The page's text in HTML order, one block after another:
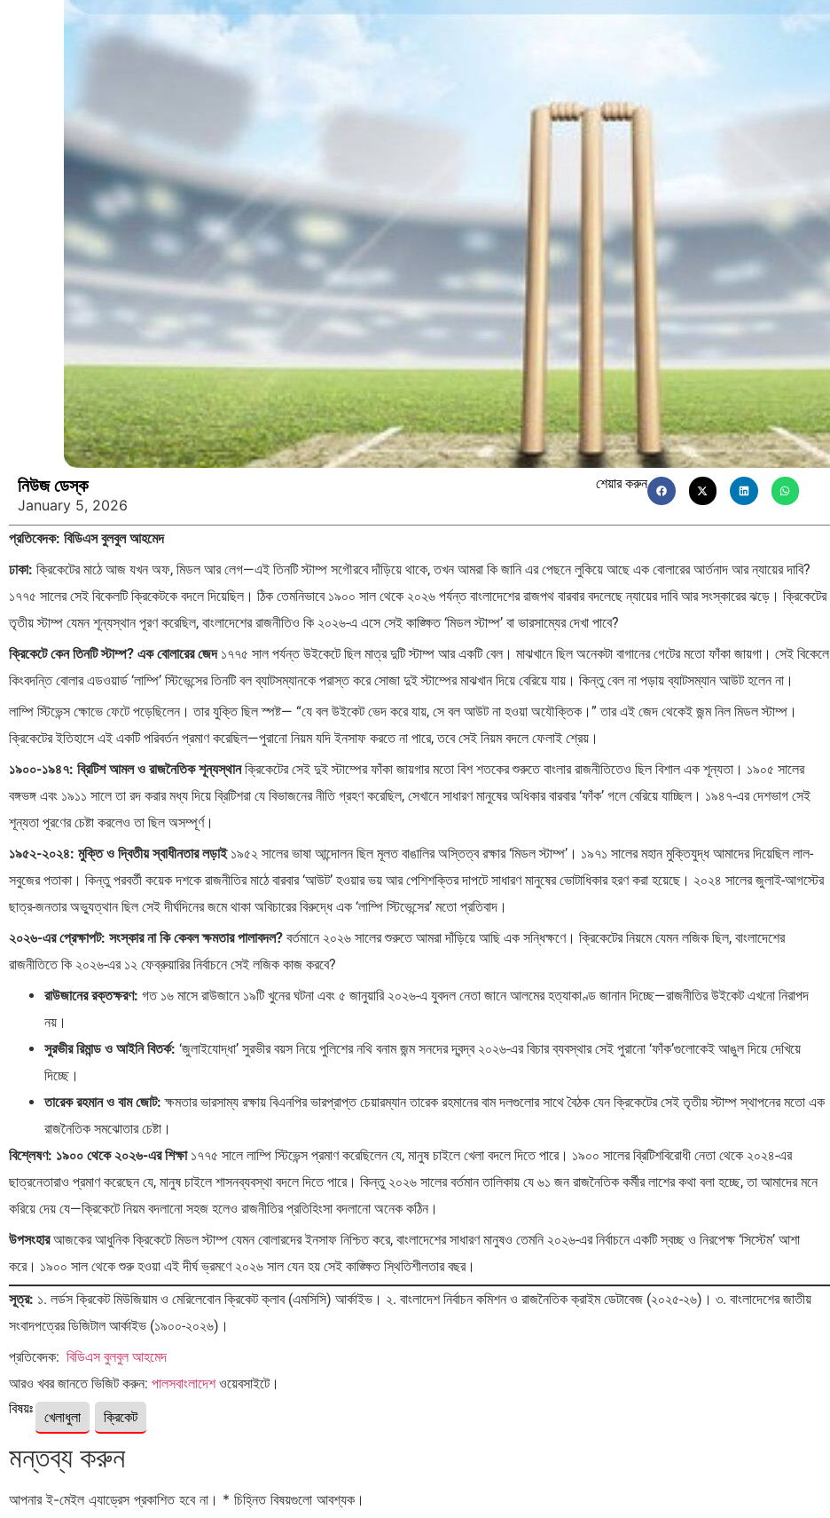
নিউজ ডেস্ক
January 5, 2026
শেয়ার করুন
প্রতিবেদক: বিডিএস বুলবুল আহমেদ
ঢাকা: ক্রিকেটের মাঠে আজ যখন অফ, মিডল আর লেগ—এই তিনটি স্টাম্প সগৌরবে দাঁড়িয়ে থাকে, তখন আমরা কি জানি এর পেছনে লুকিয়ে আছে এক বোলারের আর্তনাদ আর ন্যায়ের দাবি?
১৭৭৫ সালের সেই বিকেলটি ক্রিকেটকে বদলে দিয়েছিল। ঠিক তেমনিভাবে ১৯০০ সাল থেকে ২০২৬ পর্যন্ত বাংলাদেশের রাজপথ বারবার বদলেছে ন্যায়ের দাবি আর সংস্কারের ঝড়ে। ক্রিকেটের
তৃতীয় স্টাম্প যেমন শূন্যস্থান পূরণ করেছিল, বাংলাদেশের রাজনীতিও কি ২০২৬-এ এসে সেই কাঙ্ক্ষিত ‘মিডল স্টাম্প’ বা ভারসাম্যের দেখা পাবে?
ক্রিকেটে কেন তিনটি স্টাম্প? এক বোলারের জেদ১৭৭৫ সাল পর্যন্ত উইকেটে ছিল মাত্র দুটি স্টাম্প আর একটি বেল। মাঝখানে ছিল অনেকটা বাগানের গেটের মতো ফাঁকা জায়গা। সেই বিকেলে
কিংবদন্তি বোলার এডওয়ার্ড ‘লাম্পি’ স্টিভেন্সের তিনটি বল ব্যাটসম্যানকে পরাস্ত করে সোজা দুই স্টাম্পের মাঝখান দিয়ে বেরিয়ে যায়। কিন্তু বেল না পড়ায় ব্যাটসম্যান আউট হলেন না।
লাম্পি স্টিভেন্স ক্ষোভে ফেটে পড়েছিলেন। তার যুক্তি ছিল স্পষ্ট— “যে বল উইকেট ভেদ করে যায়, সে বল আউট না হওয়া অযৌক্তিক।” তার এই জেদ থেকেই জন্ম নিল মিডল স্টাম্প।
ক্রিকেটের ইতিহাসে এই একটি পরিবর্তন প্রমাণ করেছিল—পুরানো নিয়ম যদি ইনসাফ করতে না পারে, তবে সেই নিয়ম বদলে ফেলাই শ্রেয়।
১৯০০-১৯৪৭: ব্রিটিশ আমল ও রাজনৈতিক শূন্যস্থানক্রিকেটের সেই দুই স্টাম্পের ফাঁকা জায়গার মতো বিশ শতকের শুরুতে বাংলার রাজনীতিতেও ছিল বিশাল এক শূন্যতা। ১৯০৫ সালের
বঙ্গভঙ্গ এবং ১৯১১ সালে তা রদ করার মধ্য দিয়ে ব্রিটিশরা যে বিভাজনের নীতি গ্রহণ করেছিল, সেখানে সাধারণ মানুষের অধিকার বারবার ‘ফাঁক’ গলে বেরিয়ে যাচ্ছিল। ১৯৪৭-এর দেশভাগ সেই
শূন্যতা পূরণের চেষ্টা করলেও তা ছিল অসম্পূর্ণ।
১৯৫২-২০২৪: মুক্তি ও দ্বিতীয় স্বাধীনতার লড়াই১৯৫২ সালের ভাষা আন্দোলন ছিল মূলত বাঙালির অস্তিত্ব রক্ষার ‘মিডল স্টাম্প’। ১৯৭১ সালের মহান মুক্তিযুদ্ধ আমাদের দিয়েছিল লাল-
সবুজের পতাকা। কিন্তু পরবর্তী কয়েক দশকে রাজনীতির মাঠে বারবার ‘আউট’ হওয়ার ভয় আর পেশিশক্তির দাপটে সাধারণ মানুষের ভোটাধিকার হরণ করা হয়েছে। ২০২৪ সালের জুলাই-আগস্টের
ছাত্র-জনতার অভ্যুত্থান ছিল সেই দীর্ঘদিনের জমে থাকা অবিচারের বিরুদ্ধে এক ‘লাম্পি স্টিভেন্সের’ মতো প্রতিবাদ।
২০২৬-এর প্রেক্ষাপট: সংস্কার না কি কেবল ক্ষমতার পালাবদল? বর্তমানে ২০২৬ সালের শুরুতে আমরা দাঁড়িয়ে আছি এক সন্ধিক্ষণে। ক্রিকেটের নিয়মে যেমন লজিক ছিল, বাংলাদেশের
রাজনীতিতে কি ২০২৬-এর ১২ ফেব্রুয়ারির নির্বাচনে সেই লজিক কাজ করবে?
রাউজানের রক্তক্ষরণ: গত ১৬ মাসে রাউজানে ১৯টি খুনের ঘটনা এবং ৫ জানুয়ারি ২০২৬-এ যুবদল নেতা জানে আলমের হত্যাকাণ্ড জানান দিচ্ছে—রাজনীতির উইকেট এখনো নিরাপদ
নয়।
সুরভীর রিমান্ড ও আইনি বিতর্ক: ‘জুলাইযোদ্ধা’ সুরভীর বয়স নিয়ে পুলিশের নথি বনাম জন্ম সনদের দ্বন্দ্ব ২০২৬-এর বিচার ব্যবস্থার সেই পুরানো ‘ফাঁক’গুলোকেই আঙুল দিয়ে দেখিয়ে
দিচ্ছে।
তারেক রহমান ও বাম জোট: ক্ষমতার ভারসাম্য রক্ষায় বিএনপির ভারপ্রাপ্ত চেয়ারম্যান তারেক রহমানের বাম দলগুলোর সাথে বৈঠক যেন ক্রিকেটের সেই তৃতীয় স্টাম্প স্থাপনের মতো এক
রাজনৈতিক সমঝোতার চেষ্টা।
বিশ্লেষণ: ১৯০০ থেকে ২০২৬-এর শিক্ষা১৭৭৫ সালে লাম্পি স্টিভেন্স প্রমাণ করেছিলেন যে, মানুষ চাইলে খেলা বদলে দিতে পারে। ১৯০০ সালের ব্রিটিশবিরোধী নেতা থেকে ২০২৪-এর
ছাত্রনেতারাও প্রমাণ করেছেন যে, মানুষ চাইলে শাসনব্যবস্থা বদলে দিতে পারে। কিন্তু ২০২৬ সালের বর্তমান তালিকায় যে ৬১ জন রাজনৈতিক কর্মীর লাশের কথা বলা হচ্ছে, তা আমাদের মনে
করিয়ে দেয় যে—ক্রিকেটে নিয়ম বদলানো সহজ হলেও রাজনীতির প্রতিহিংসা বদলানো অনেক কঠিন।
উপসংহারআজকের আধুনিক ক্রিকেটে মিডল স্টাম্প যেমন বোলারদের ইনসাফ নিশ্চিত করে, বাংলাদেশের সাধারণ মানুষও তেমনি ২০২৬-এর নির্বাচনে একটি স্বচ্ছ ও নিরপেক্ষ ‘সিস্টেম’ আশা
করে। ১৯০০ সাল থেকে শুরু হওয়া এই দীর্ঘ ভ্রমণে ২০২৬ সাল যেন হয় সেই কাঙ্ক্ষিত স্থিতিশীলতার বছর।
সূত্র: ১. লর্ডস ক্রিকেট মিউজিয়াম ও মেরিলেবোন ক্রিকেট ক্লাব (এমসিসি) আর্কাইভ। ২. বাংলাদেশ নির্বাচন কমিশন ও রাজনৈতিক ক্রাইম ডেটাবেজ (২০২৫-২৬)। ৩. বাংলাদেশের জাতীয়
সংবাদপত্রের ডিজিটাল আর্কাইভ (১৯০০-২০২৬)।
প্রতিবেদক: বিডিএস বুলবুল আহমেদ
আরও খবর জানতে ভিজিট করুন: পালসবাংলাদেশওয়েবসাইটে।
বিষয়ঃ
খেলাধুলা ক্রিকেট
মন্তব্য করুন
আপনার ই-মেইল এ্যাড্রেস প্রকাশিত হবে না। * চিহ্নিত বিষয়গুলো আবশ্যক।